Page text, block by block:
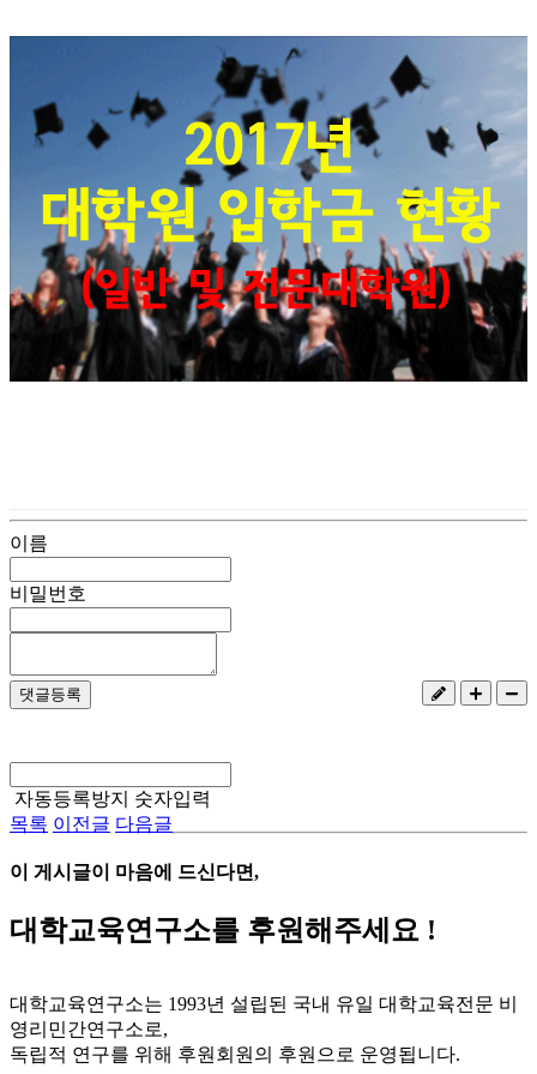
이름
비밀번호
댓글등록
자동등록방지 숫자입력
목록 이전글 다음글
이 게시글이 마음에 드신다면,
대학교육연구소를 후원해주세요 !
대학교육연구소는 1993년 설립된 국내 유일 대학교육전문 비
영리민간연구소로,
독립적 연구를 위해 후원회원의 후원으로 운영됩니다.